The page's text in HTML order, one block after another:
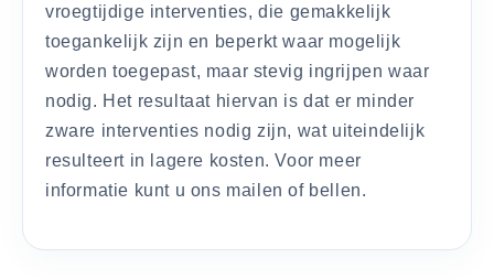
vroegtijdige interventies, die gemakkelijk
toegankelijk zijn en beperkt waar mogelijk
worden toegepast, maar stevig ingrijpen waar
nodig. Het resultaat hiervan is dat er minder
zware interventies nodig zijn, wat uiteindelijk
resulteert in lagere kosten. Voor meer
informatie kunt u ons mailen of bellen.